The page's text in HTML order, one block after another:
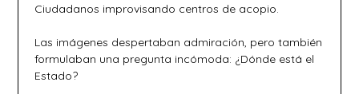
Ciudadanos improvisando centros de acopio.
Las imágenes despertaban admiración, pero también
formulaban una pregunta incómoda: ¿Dónde está el
Estado?